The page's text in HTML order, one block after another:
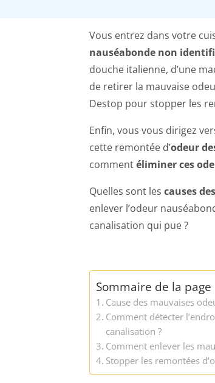
Vous entrez dans votre
nauséabonde non
douche italienne, d’une
de retirer la mauvaise
Destop pour stopper les
Enfin, vous vous dirigez
cette remontée d’odeur
commentéliminer ces
Quelles sont les causes
enlever l’odeur
canalisation qui pue ?
Sommaire de la page
Cause des mauvaises
Comment détecter
canalisation ?
Comment enlever les
Stopper les remontées